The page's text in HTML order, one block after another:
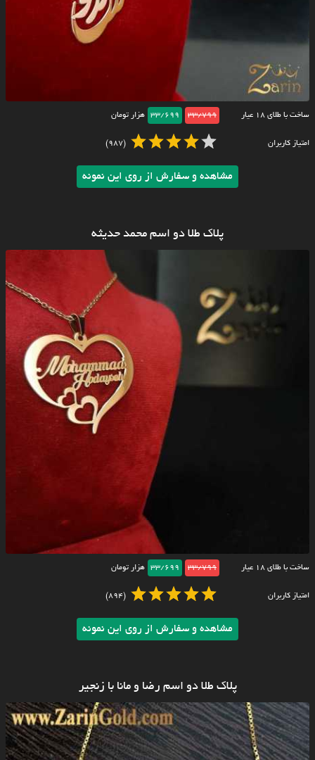
ساخت با طلای ۱۸ عیار 33/799
33/699 هزار تومان
امتیاز کاربران (987)
مشاهده و سفارش از روی این نمونه
پلاک طلا دو اسم محمد حدیثه
ساخت با طلای ۱۸ عیار 33/799
33/699 هزار تومان
امتیاز کاربران (894)
مشاهده و سفارش از روی این نمونه
پلاک طلا دو اسم رضا و مانا با زنجیر